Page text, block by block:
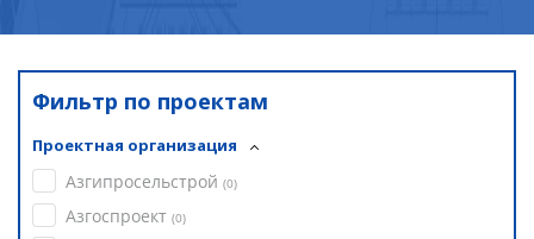
Фильтр по проектам
Проектная организация
Азгипросельстрой (0)
Азгоспроект (0)